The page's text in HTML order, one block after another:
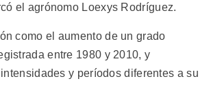
el agrónomo Loexys Rodríguez.
como el aumento de un grado
entre 1980 y 2010, y
y períodos diferentes a su